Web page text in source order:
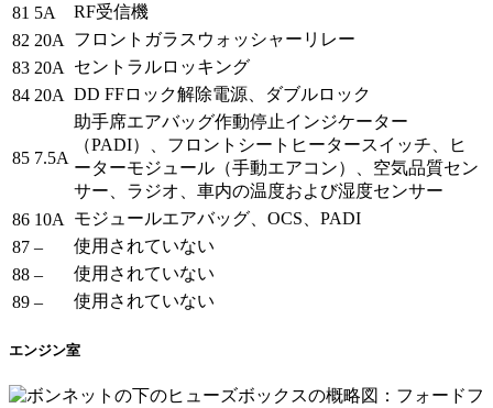
81 5A
RF受信機
82 20A
フロントガラスウォッシャーリレー
83 20A
セントラルロッキング
84 20A DD FFロック解除電源、ダブルロック
85 7.5A
助手席エアバッグ作動停止インジケーター
（PADI）、フロントシートヒータースイッチ、ヒ
ーターモジュール（手動エアコン）、空気品質セン
サー、ラジオ、車内の温度および湿度センサー
86 10A
モジュールエアバッグ、OCS、PADI
87 –
使用されていない
88 –
使用されていない
89 – 使用されていない
エンジン室